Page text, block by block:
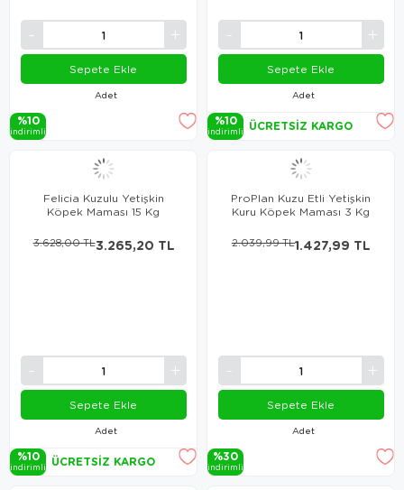
Adet
Sepete Ekle
%10
i̇ndi̇ri̇mli̇
Adet
Sepete Ekle
%10
i̇ndi̇ri̇mli̇ ÜCRETSIZ KARGO
Felicia Kuzulu Yetişkin
Köpek Maması 15 Kg
Adet
3.265,20 TL
3.628,00 TL
Sepete Ekle
%10
i̇ndi̇ri̇mli̇ ÜCRETSIZ KARGO
ProPlan Kuzu Etli Yetişkin
Kuru Köpek Maması 3 Kg
Adet
1.427,99 TL
2.039,99 TL
Sepete Ekle
%30
i̇ndi̇ri̇mli̇